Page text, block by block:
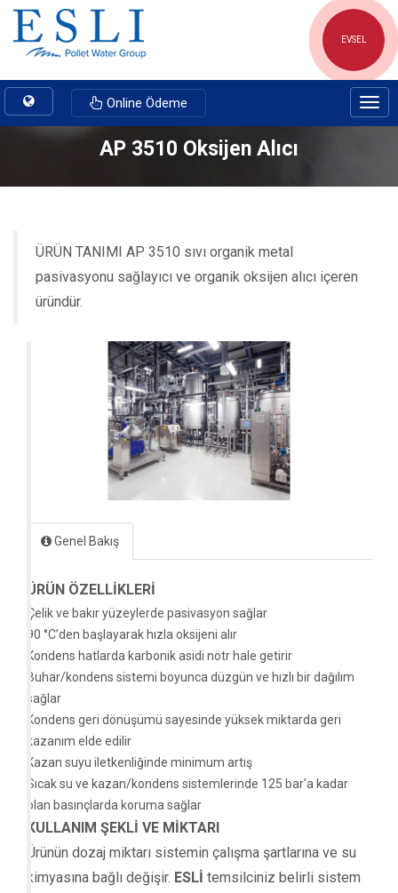
EVSEL
Toggle
navigation
Online Ödeme
AP 3510 Oksijen Alıcı
ÜRÜN TANIMI AP 3510 sıvı organik metal
pasivasyonu sağlayıcı ve organik oksijen alıcı içeren
üründür.
Genel Bakış
ÜRÜN ÖZELLİKLERİ
Çelik ve bakır yüzeylerde pasivasyon sağlar
90 °C’den başlayarak hızla oksijeni alır
Kondens hatlarda karbonik asidi nötr hale getirir
Buhar/kondens sistemi boyunca düzgün ve hızlı bir dağılım
sağlar
Kondens geri dönüşümü sayesinde yüksek miktarda geri
kazanım elde edilir
Kazan suyu iletkenliğinde minimum artış
Sıcak su ve kazan/kondens sistemlerinde 125 bar’a kadar
olan basınçlarda koruma sağlar
KULLANIM ŞEKLİ VE MİKTARI
Ürünün dozaj miktarı sistemin çalışma şartlarına ve su
kimyasına bağlı değişir. ESLİ temsilciniz belirli sistem